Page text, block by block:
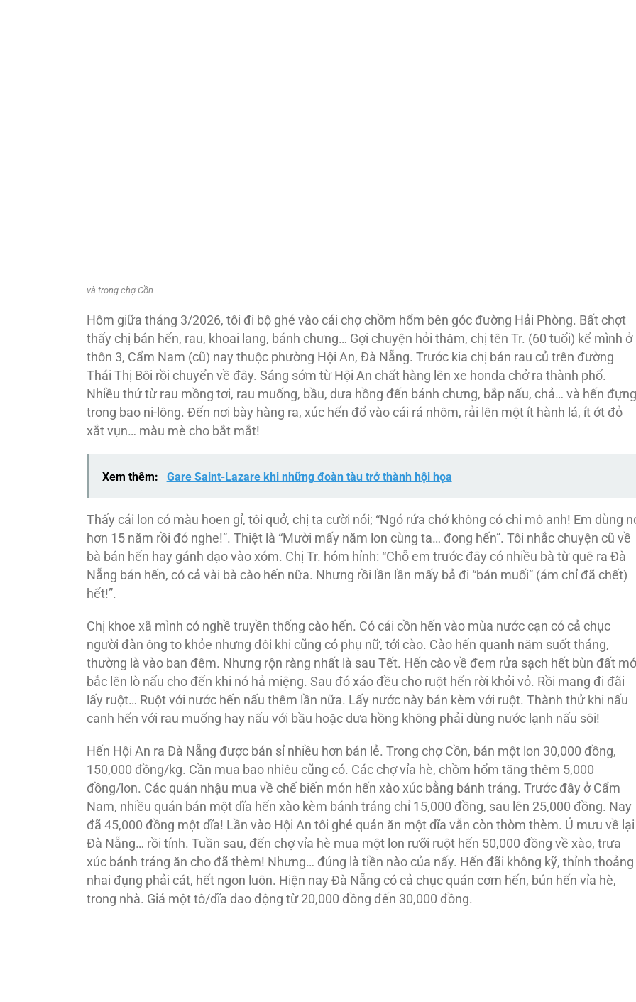
và trong chợ Cồn
Hôm giữa tháng 3/2026, tôi đi bộ ghé vào cái chợ chồm hổm bên góc đường Hải Phòng. Bất chợt
thấy chị bán hến, rau, khoai lang, bánh chưng… Gợi chuyện hỏi thăm, chị tên Tr. (60 tuổi) kể mình ở
thôn 3, Cẩm Nam (cũ) nay thuộc phường Hội An, Đà Nẵng. Trước kia chị bán rau củ trên đường
Thái Thị Bôi rồi chuyển về đây. Sáng sớm từ Hội An chất hàng lên xe honda chở ra thành phố.
Nhiều thứ từ rau mồng tơi, rau muống, bầu, dưa hồng đến bánh chưng, bắp nấu, chả… và hến đựng
trong bao ni-lông. Đến nơi bày hàng ra, xúc hến đổ vào cái rá nhôm, rải lên một ít hành lá, ít ớt đỏ
xắt vụn… màu mè cho bắt mắt!
Xem thêm: Gare Saint-Lazare khi những đoàn tàu trở thành hội họa
Thấy cái lon có màu hoen gỉ, tôi quở, chị ta cười nói; “Ngó rứa chớ không có chi mô anh! Em dùng
hơn 15 năm rồi đó nghe!”. Thiệt là “Mười mấy năm lon cùng ta… đong hến”. Tôi nhắc chuyện cũ về
bà bán hến hay gánh dạo vào xóm. Chị Tr. hóm hỉnh: “Chỗ em trước đây có nhiều bà từ quê ra Đà
Nẵng bán hến, có cả vài bà cào hến nữa. Nhưng rồi lần lần mấy bả đi “bán muối” (ám chỉ đã chết)
hết!”.
Chị khoe xã mình có nghề truyền thống cào hến. Có cái cồn hến vào mùa nước cạn có cả chục
người đàn ông to khỏe nhưng đôi khi cũng có phụ nữ, tới cào. Cào hến quanh năm suốt tháng,
thường là vào ban đêm. Nhưng rộn ràng nhất là sau Tết. Hến cào về đem rửa sạch hết bùn đất
bắc lên lò nấu cho đến khi nó hả miệng. Sau đó xáo đều cho ruột hến rời khỏi vỏ. Rồi mang đi đãi
lấy ruột… Ruột với nước hến nấu thêm lần nữa. Lấy nước này bán kèm với ruột. Thành thử khi nấu
canh hến với rau muống hay nấu với bầu hoặc dưa hồng không phải dùng nước lạnh nấu sôi!
Hến Hội An ra Đà Nẵng được bán sỉ nhiều hơn bán lẻ. Trong chợ Cồn, bán một lon 30,000 đồng,
150,000 đồng/kg. Cần mua bao nhiêu cũng có. Các chợ vỉa hè, chồm hổm tăng thêm 5,000
đồng/lon. Các quán nhậu mua về chế biến món hến xào xúc bằng bánh tráng. Trước đây ở Cẩm
Nam, nhiều quán bán một dĩa hến xào kèm bánh tráng chỉ 15,000 đồng, sau lên 25,000 đồng. Nay
đã 45,000 đồng một dĩa! Lần vào Hội An tôi ghé quán ăn một dĩa vẫn còn thòm thèm. Ủ mưu về lại
Đà Nẵng… rồi tính. Tuần sau, đến chợ vỉa hè mua một lon rưỡi ruột hến 50,000 đồng về xào, trưa
xúc bánh tráng ăn cho đã thèm! Nhưng… đúng là tiền nào của nấy. Hến đãi không kỹ, thỉnh thoảng
nhai đụng phải cát, hết ngon luôn. Hiện nay Đà Nẵng có cả chục quán cơm hến, bún hến vỉa hè,
trong nhà. Giá một tô/dĩa dao động từ 20,000 đồng đến 30,000 đồng.